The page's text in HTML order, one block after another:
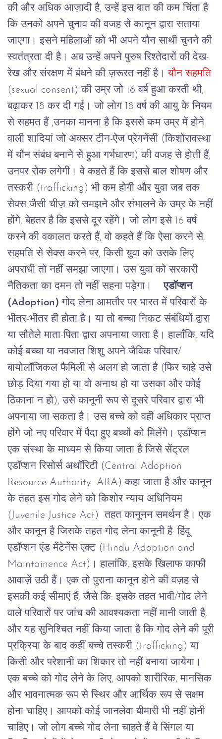
की और अधिक आज़ादी है,उन्हें इस बात की कम चिंता है
कि उनको अपने चुनाव की वजह से कानून द्वारा सताया
जाएगा। इसने महिलाओं को भी अपने यौन साथी चुनने की
स्वतंत्रता दी है। अब उन्हें अपने पुरुष रिश्तेदारों की देख-
रेख और संरक्षण में बंधने की ज़रूरत नहीं है। यौन सहमति
(sexual consent)की उम्र जो 16वर्ष हुआ करती थी,
बढ़ाकर18कर दी गई। जो लोग18वर्ष की आयु के नियम
से सहमत हैं,उनका मानना है कि इससे कम उम्र में होने
वाली शादियां जो अक्सर टीन-ऐज प्रेगनेंसी (किशोरावस्था
में यौन संबंध बनाने से हुआ गर्भधारण)की वजह से होती हैं,
उनपर रोक लगेगी। वे कहते हैं कि इससे बाल शोषण और
तस्करी (trafficking) भी कम होगी और युवा जब तक
सेक्स जैसी चीज़ को समझने और संभालने के उम्र के नहीं
होंगे,बेहतर है कि इससे दूर रहेंगे। जो लोग इसे16वर्ष
करने की वकालत करते हैं,वो कहते हैं कि ऐसा करने से,
सहमति से सेक्स करने पर,किसी युवा को उसके लिए
अपराधी तो नहीं समझा जाएगा। उस युवा को सरकारी
नैतिकता का दमन तो नहीं सहना पड़ेगा।
एडॉप्शन
(Adoption) गोद लेना आमतौर पर भारत में परिवारों के
भीतर-भीतर ही होता है। या तो बच्चा निकट संबंधियों द्वारा
या सौतेले माता-पिता द्वारा अपनाया जाता है। हालाँकि,यदि
कोई बच्चा या नवजात शिशु अपने जैविक परिवार/
बायोलॉजिकल फैमिली से अलग हो जाता है(फिर चाहे उसे
छोड़ दिया गया हो या वो अनाथ हो या उसका और कोई
ठिकाना न हो),उसे कानूनी रूप से दूसरे परिवार द्वारा भी
अपनाया जा सकता है। उस बच्चे को वही अधिकार प्राप्त
होंगे जो नए परिवार में पैदा हुए बच्चों को मिलेंगे। एडॉप्शन
एक संस्था के माध्यम से किया जाता है जिसे सेंट्रल
एडॉप्शन रिसोर्स अथॉरिटी (Central Adoption
Resource Authority- ARA)कहा जाता है और कानून
के तहत इस गोद लेने को किशोर न्याय अधिनियम
(Juvenile Justice Act)
तहत कानूनन समर्थन है। एक
और कानून है जिसके तहत गोद लेना कानूनी है:हिंदू
एडॉप्शन एंड मेंटेनेंस एक्ट (Hindu Adoption and
Maintainence Act) । हालांकि,इसके खिलाफ काफी
आवाज़ें उठी हैं। एक तो पुराना कानून होने की वज़ह से
इसकी कई सीमाएं हैं,जैसे कि:इसके तहत भावी/गोद लेने
वाले परिवारों पर जांच की आवश्यकता नहीं मानी जाती है,
और यह सुनिश्चित नहीं किया जाता है कि गोद लेने की पूरी
प्रक्रिया के बाद कहीं बच्चे तस्करी (trafficking)या
किसी और परेशानी का शिकार तो नहीं बनाया जायेगा।
एक बच्चे को गोद लेने के लिए, आपको शारीरिक,मानसिक
और भावनात्मक रूप से स्थिर और आर्थिक रूप से सक्षम
होना चाहिए। आपको कोई जानलेवा बीमारी भी नहीं होनी
चाहिए। जो लोग बच्चे गोद लेना चाहते हैं वे सिंगल या